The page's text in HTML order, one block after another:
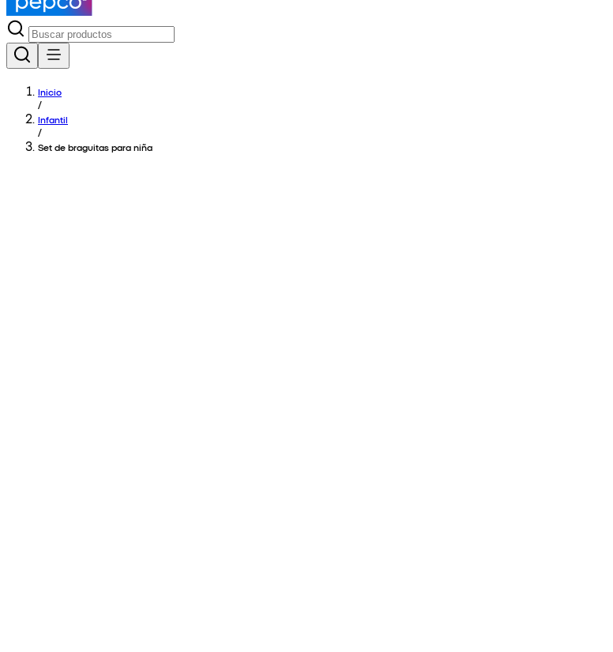
Inicio
/
Infantil
/
Set de braguitas para niña